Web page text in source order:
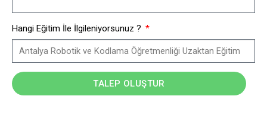
Hangi Eğitim İle İlgileniyorsunuz ?
TALEP OLUŞTUR